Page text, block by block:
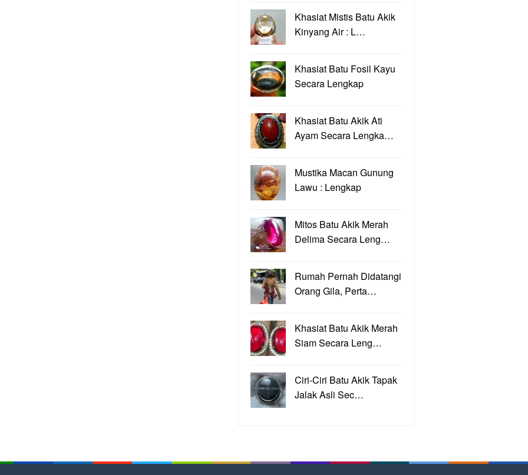
Khasiat Mistis Batu Akik
Kinyang Air : L…
Khasiat Batu Fosil Kayu
Secara Lengkap
Khasiat Batu Akik Ati
Ayam Secara Lengka…
Mustika Macan Gunung
Lawu : Lengkap
Mitos Batu Akik Merah
Delima Secara Leng…
Rumah Pernah Didatangi
Orang Gila, Perta…
Khasiat Batu Akik Merah
Siam Secara Leng…
Ciri-Ciri Batu Akik Tapak
Jalak Asli Sec…